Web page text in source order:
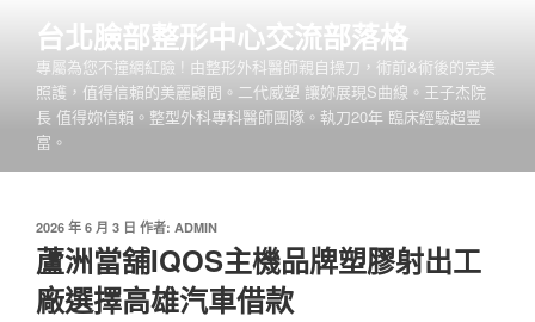
台北臉部整形中心交流部落格
專屬為您不撞網紅臉 ! 由整形外科醫師親自操刀，術前&術後的完美
照護，值得信賴的美麗顧問。二代威塑 讓妳展現S曲線。王子杰院
長 值得妳信賴。整型外科專科醫師團隊。執刀20年 臨床經驗超豐
富。
發
佈
於
2026 年 6 月 3 日 作者: ADMIN
蘆洲當舖IQOS主機品牌塑膠射出工
廠選擇高雄汽車借款